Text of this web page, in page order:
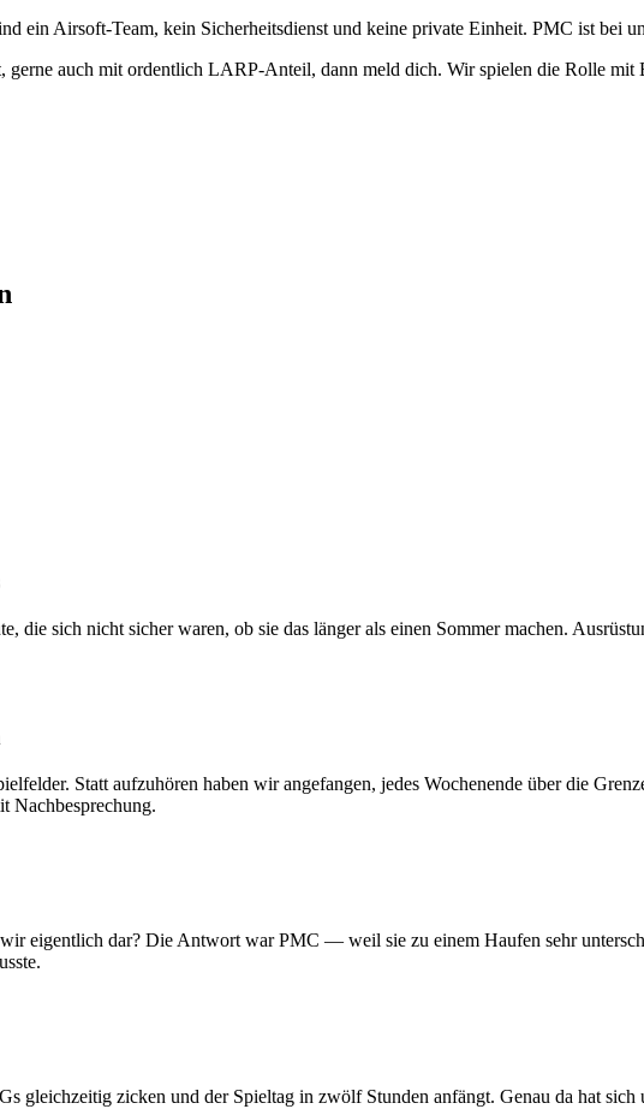
ein Airsoft-Team, kein Sicherheitsdienst und keine private Einheit. PMC ist bei
auch mit ordentlich LARP-Anteil, dann meld dich. Wir spielen die Rolle mit
die sich nicht sicher waren, ob sie das länger als einen Sommer machen.
Statt aufzuhören haben wir angefangen, jedes Wochenende über die
Nachbesprechung.
eigentlich dar? Die Antwort war PMC — weil sie zu einem Haufen sehr
gleichzeitig zicken und der Spieltag in zwölf Stunden anfängt. Genau da hat sich